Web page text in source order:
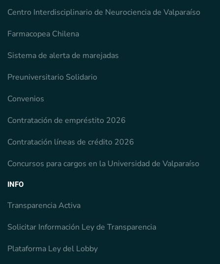
Centro Interdisciplinario de Neurociencia de Valparaíso
Farmacopea Chilena
Sistema de alerta de marejadas
Preuniversitario Solidario
Convenios
Contratación de empréstito 2026
Contratación líneas de crédito 2026
Concursos para cargos en la Universidad de Valparaíso
INFO
Transparencia Activa
Solicitar Información Ley de Transparencia
Plataforma Ley del Lobby